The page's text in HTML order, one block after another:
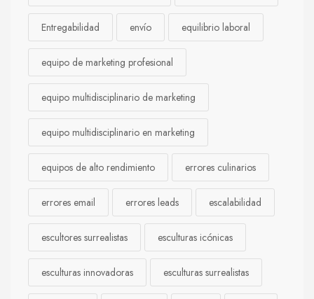
Entregabilidad envío equilibrio laboral
equipo de marketing profesional
equipo multidisciplinario de marketing
equipo multidisciplinario en marketing
equipos de alto rendimiento errores culinarios
errores email errores leads escalabilidad
escultores surrealistas esculturas icónicas
esculturas innovadoras esculturas surrealistas